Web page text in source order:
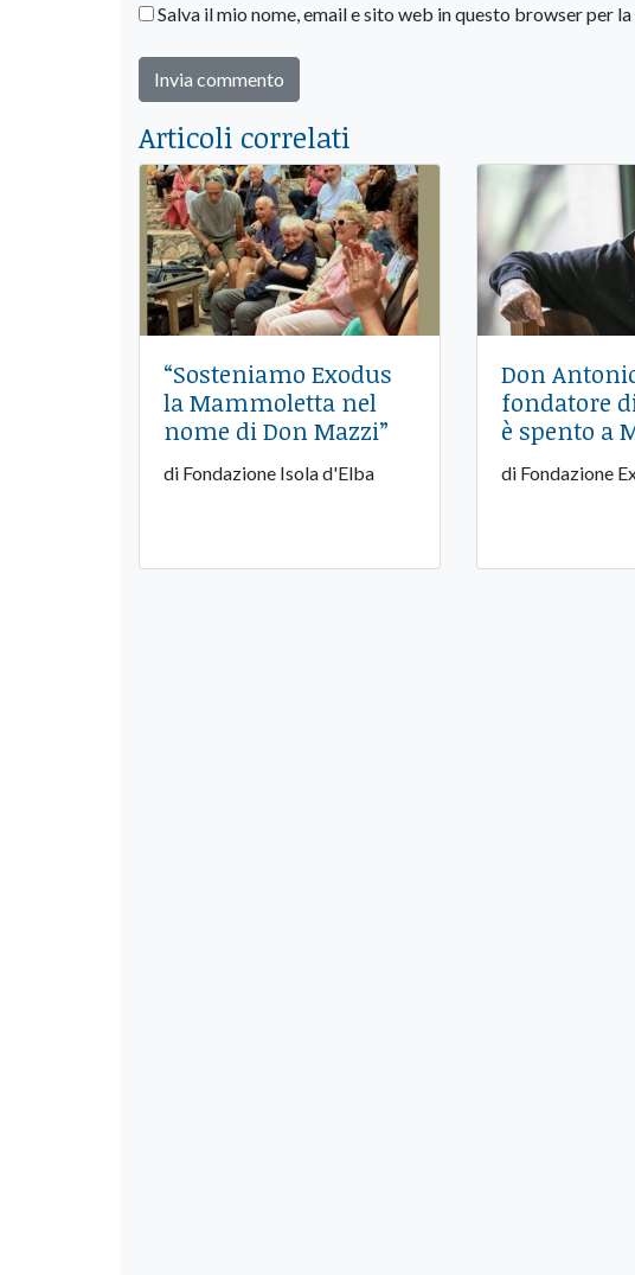
Salva il mio nome, email e sito web in questo browser per
Articoli correlati
“Sosteniamo Exodus
la Mammoletta nel
nome di Don Mazzi”
di Fondazione Isola d'Elba
Don
fondatore
è spento a
di Fondazione